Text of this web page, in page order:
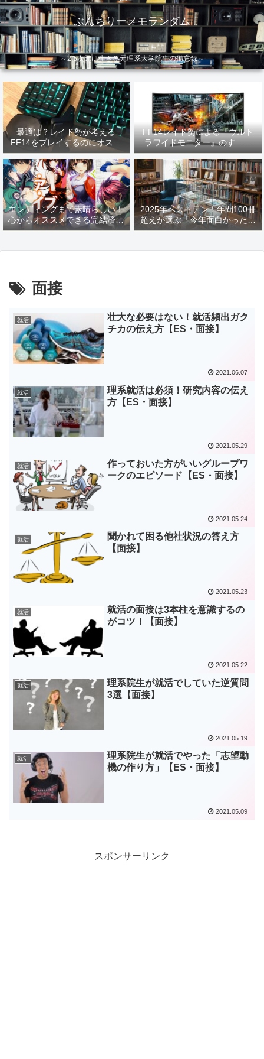
ぶんちりーメモランダム
～2.5次元に生きる元理系大学院生の備忘録～
最適は？レイド勢が考える
FF14をプレイするのにオスス
メなデバイス【2026年更新】
FF14レイド勢による『ウルト
ラワイドモニター』のすゝめ
【2026年更新】
エンディングまで素晴らしい！
心からオススメできる完結済み
ラノベ
2025年ベストテン！年間100冊
超えが選ぶ「今年面白かった本
10選」！
面接
就活
壮大な必要はない！就活頻出ガク
チカの伝え方【ES・面接】
2021.06.07
就活
理系就活は必須！研究内容の伝え
方【ES・面接】
2021.05.29
就活
作っておいた方がいいグループワ
ークのエピソード【ES・面接】
2021.05.24
就活
聞かれて困る他社状況の答え方
【面接】
2021.05.23
就活
就活の面接は3本柱を意識するの
がコツ！【面接】
2021.05.22
就活
理系院生が就活でしていた逆質問
3選【面接】
2021.05.19
就活
理系院生が就活でやった「志望動
機の作り方」【ES・面接】
2021.05.09
スポンサーリンク